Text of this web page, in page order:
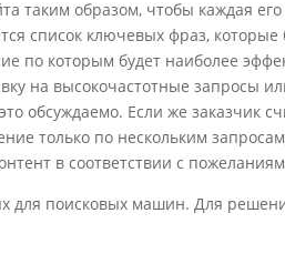
таким образом, чтобы каждая
список ключевых фраз, которые
по которым будет наиболее
на высокочастотные запросы
обсуждаемо. Если же заказчик
только по нескольким
в соответствии с
для поисковых машин. Для